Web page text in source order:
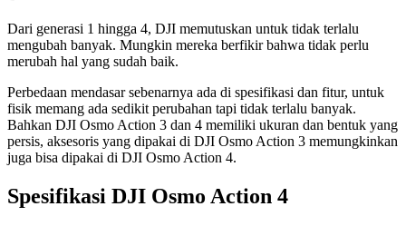
Dari generasi 1 hingga 4, DJI memutuskan untuk tidak terlalu
mengubah banyak. Mungkin mereka berfikir bahwa tidak perlu
merubah hal yang sudah baik.
Perbedaan mendasar sebenarnya ada di spesifikasi dan fitur, untuk
fisik memang ada sedikit perubahan tapi tidak terlalu banyak.
Bahkan DJI Osmo Action 3 dan 4 memiliki ukuran dan bentuk yang
persis, aksesoris yang dipakai di DJI Osmo Action 3 memungkinkan
juga bisa dipakai di DJI Osmo Action 4.
Spesifikasi DJI Osmo Action 4